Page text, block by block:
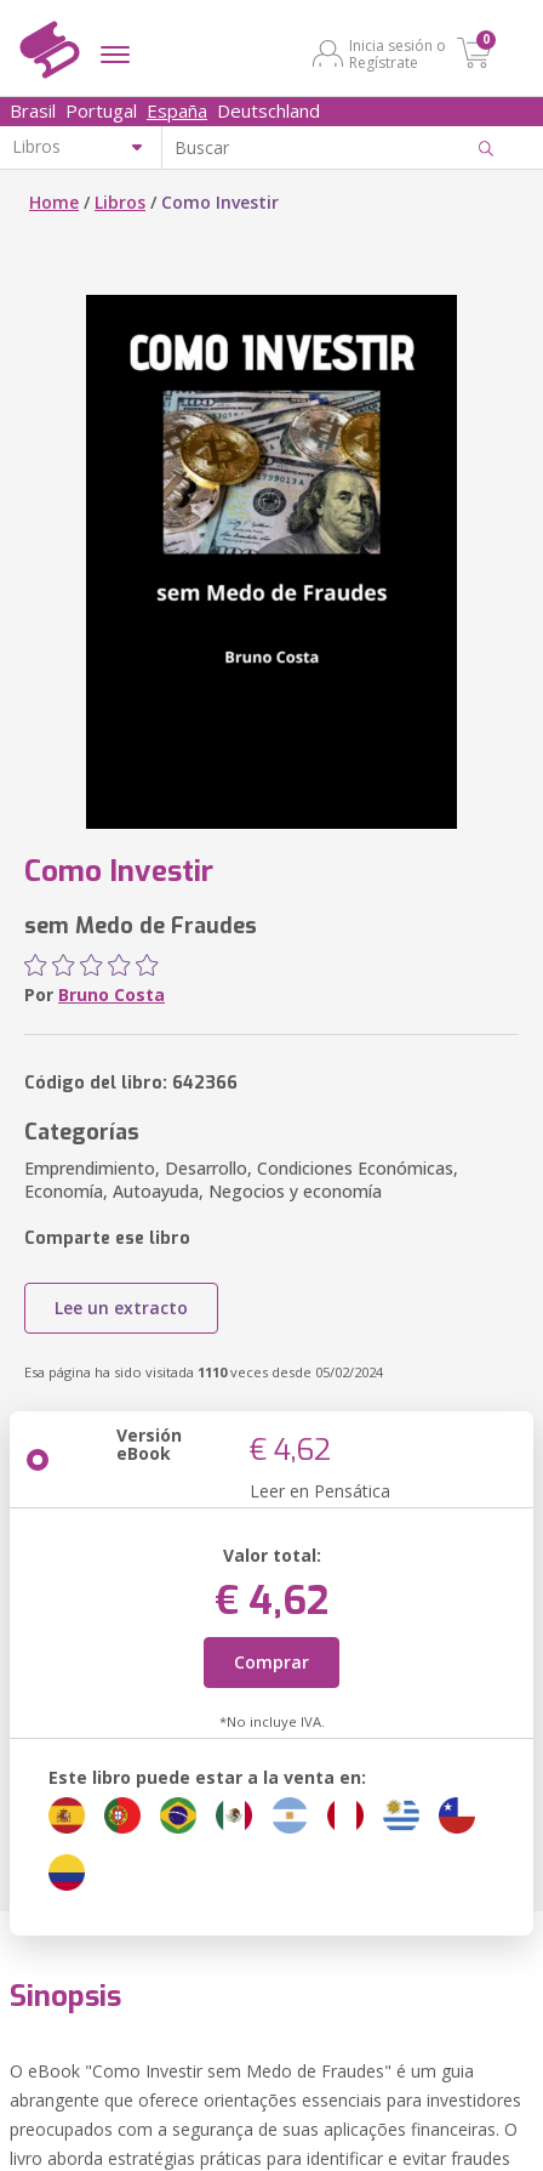
Inicia sesión o
Regístrate
0
Brasil Portugal España Deutschland
Home / Libros / Como Investir
Como Investir
sem Medo de Fraudes
Por Bruno Costa
Código del libro: 642366
Categorías
Emprendimiento, Desarrollo, Condiciones Económicas,
Economía, Autoayuda, Negocios y economía
Comparte ese libro
Lee un extracto
Esa página ha sido visitada 1110veces desde 05/02/2024
Versión
eBook € 4,62
Leer en Pensática
Valor total:
€ 4,62
Comprar
*No incluye IVA.
Este libro puede estar a la venta en:
Sinopsis
O eBook "Como Investir sem Medo de Fraudes" é um guia
abrangente que oferece orientações essenciais para investidores
preocupados com a segurança de suas aplicações financeiras. O
livro aborda estratégias práticas para identificar e evitar fraudes